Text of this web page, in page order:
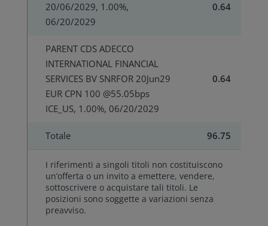
20/06/2029, 1.00%,
06/20/2029
0.64
PARENT CDS ADECCO
INTERNATIONAL FINANCIAL
SERVICES BV SNRFOR 20Jun29
EUR CPN 100 @55.05bps
ICE_US, 1.00%, 06/20/2029
0.64
Totale 96.75
I riferimenti a singoli titoli non costituiscono
un’offerta o un invito a emettere, vendere,
sottoscrivere o acquistare tali titoli. Le
posizioni sono soggette a variazioni senza
preavviso.